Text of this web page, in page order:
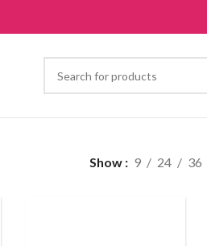
Show 9 24 36